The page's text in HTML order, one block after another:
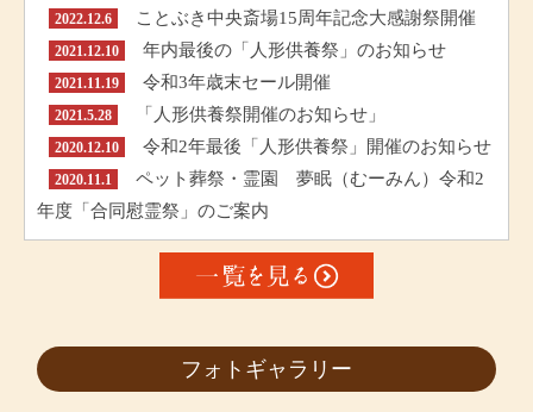
2022.12.6 ことぶき中央斎場15周年記念大感謝祭開催
2021.12.10 年内最後の「人形供養祭」のお知らせ
2021.11.19 令和3年歳末セール開催
2021.5.28 「人形供養祭開催のお知らせ」
2020.12.10 令和2年最後「人形供養祭」開催のお知らせ
2020.11.1
ペット葬祭・霊園 夢眠（むーみん）令和2
年度「合同慰霊祭」のご案内
フォトギャラリー